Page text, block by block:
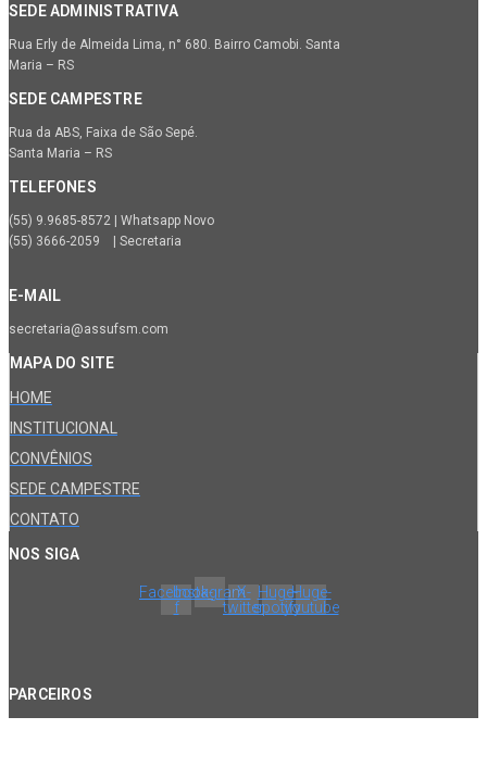
SEDE ADMINISTRATIVA
Rua Erly de Almeida Lima, n° 680. Bairro Camobi. Santa
Maria – RS
SEDE CAMPESTRE
Rua da ABS, Faixa de São Sepé.
Santa Maria – RS
TELEFONES
(55) 9.9685-8572 | Whatsapp Novo
(55) 3666-2059 | Secretaria
E-MAIL
secretaria@assufsm.com
MAPA DO SITE
HOME
INSTITUCIONAL
CONVÊNIOS
SEDE CAMPESTRE
CONTATO
NOS SIGA
Facebook-
f
InstagramX-
twitter
Huge-
spotify
Huge-
youtube
PARCEIROS